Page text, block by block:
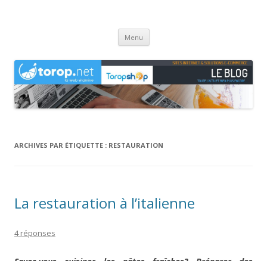
Menu Aller
contenu
ARCHIVES PAR ÉTIQUETTE : RESTAURATION
La restauration à l’italienne
4 réponses